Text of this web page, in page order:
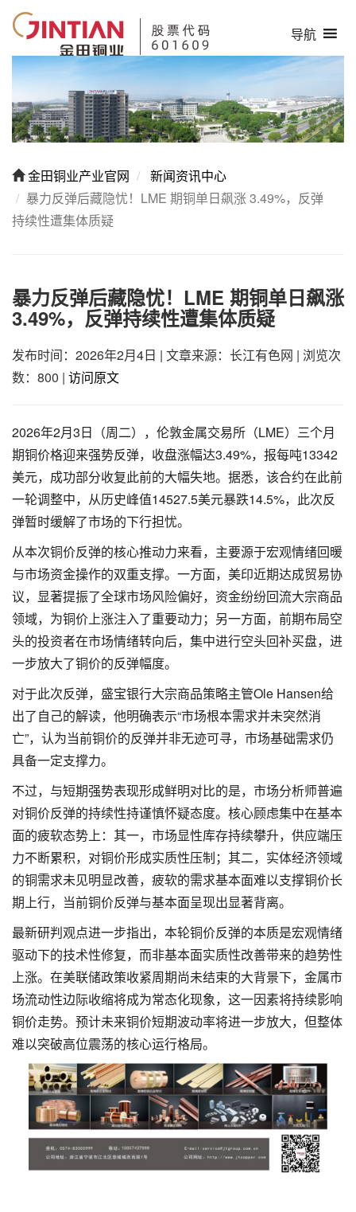
导航
金田铜业产业官网
新闻资讯中心
暴力反弹后藏隐忧！LME 期铜单日飙涨 3.49%，反弹
持续性遭集体质疑
暴力反弹后藏隐忧！LME 期铜单日飙涨
3.49%，反弹持续性遭集体质疑
发布时间：2026年2月4日 | 文章来源：长江有色网 | 浏览次
数：800 | 访问原文
2026年2月3日（周二），伦敦金属交易所（LME）三个月
期铜价格迎来强势反弹，收盘涨幅达3.49%，报每吨13342
美元，成功部分收复此前的大幅失地。据悉，该合约在此前
一轮调整中，从历史峰值14527.5美元暴跌14.5%，此次反
弹暂时缓解了市场的下行担忧。
从本次铜价反弹的核心推动力来看，主要源于宏观情绪回暖
与市场资金操作的双重支撑。一方面，美印近期达成贸易协
议，显著提振了全球市场风险偏好，资金纷纷回流大宗商品
领域，为铜价上涨注入了重要动力；另一方面，前期布局空
头的投资者在市场情绪转向后，集中进行空头回补买盘，进
一步放大了铜价的反弹幅度。
对于此次反弹，盛宝银行大宗商品策略主管Ole Hansen给
出了自己的解读，他明确表示“市场根本需求并未突然消
亡”，认为当前铜价的反弹并非无迹可寻，市场基础需求仍
具备一定支撑力。
不过，与短期强势表现形成鲜明对比的是，市场分析师普遍
对铜价反弹的持续性持谨慎怀疑态度。核心顾虑集中在基本
面的疲软态势上：其一，市场显性库存持续攀升，供应端压
力不断累积，对铜价形成实质性压制；其二，实体经济领域
的铜需求未见明显改善，疲软的需求基本面难以支撑铜价长
期上行，当前铜价反弹与基本面呈现出显著背离。
最新研判观点进一步指出，本轮铜价反弹的本质是宏观情绪
驱动下的技术性修复，而非基本面实质性改善带来的趋势性
上涨。在美联储政策收紧周期尚未结束的大背景下，金属市
场流动性边际收缩将成为常态化现象，这一因素将持续影响
铜价走势。预计未来铜价短期波动率将进一步放大，但整体
难以突破高位震荡的核心运行格局。